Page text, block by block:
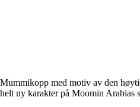
Mummikopp med motiv av den
helt ny karakter på Moomin Arabias